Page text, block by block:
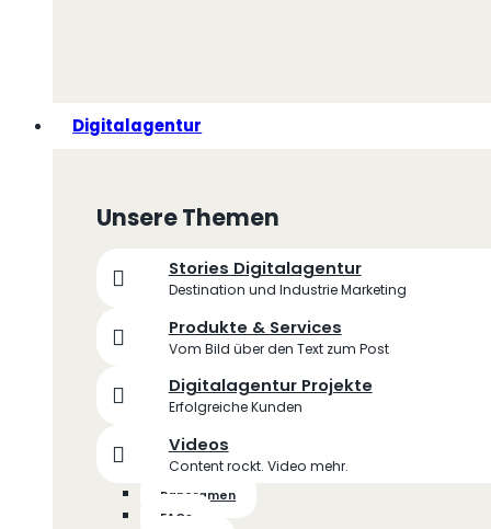
Digitalagentur
Unsere Themen
Stories Digitalagentur
Destination und Industrie Marketing
Produkte & Services
Vom Bild über den Text zum Post
Digitalagentur Projekte
Erfolgreiche Kunden
Videos
Content rockt. Video mehr.
Panoramen
FAQs